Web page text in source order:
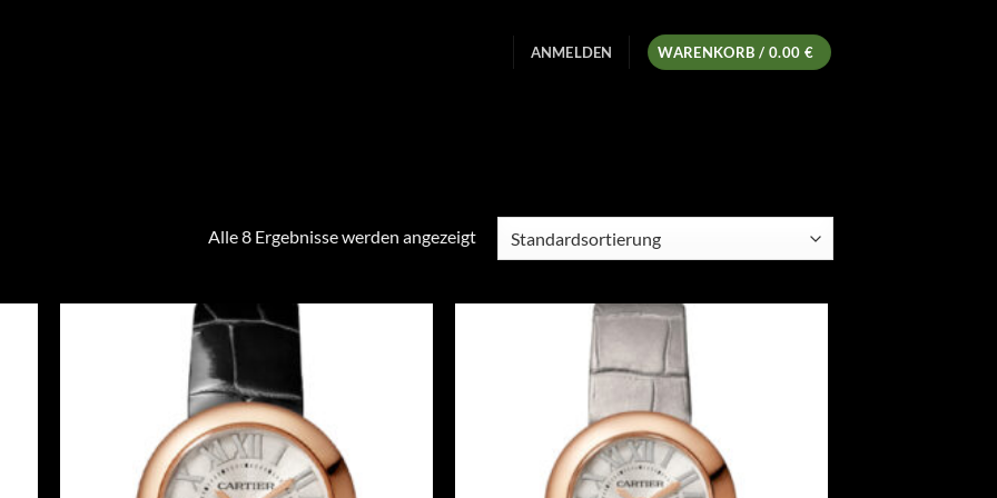
ANMELDEN WARENKORB / 0.00 €
Alle 8 Ergebnisse werden angezeigt